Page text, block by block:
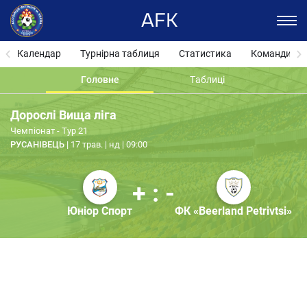
AFK
Календар Турнірна таблиця Статистика Команди
Головне Таблиці
Дорослі Вища ліга
Чемпіонат - Тур 21
Юніор Спорт
+ : -
ФК «Beerland Petrivtsi»
РУСАНІВЕЦЬ 17 трав. | нд | 09:00